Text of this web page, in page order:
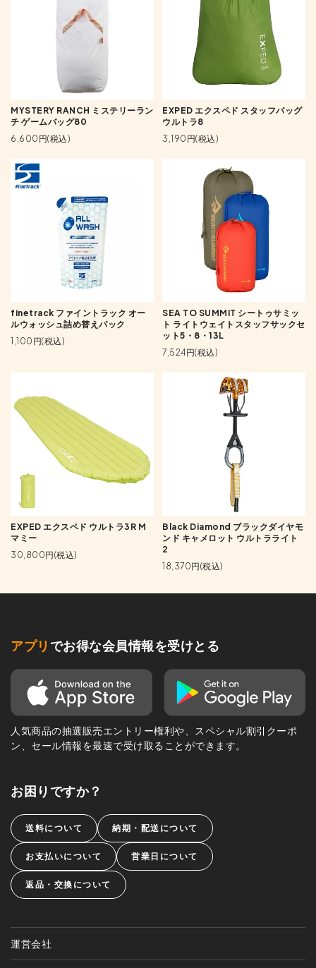
MYSTERY RANCH ミステリーラン
チ ゲームバッグ80
6,600円(税込)
EXPED エクスペド スタッフバッグ
ウルトラ8
3,190円(税込)
finetrack ファイントラック オー
ルウォッシュ詰め替えパック
1,100円(税込)
SEA TO SUMMIT シートゥサミッ
ト ライトウェイトスタッフサックセ
ット5・8・13L
7,524円(税込)
EXPED エクスペド ウルトラ3R M
マミー
30,800円(税込)
Black Diamond ブラックダイヤモ
ンド キャメロット ウルトラライト
2
18,370円(税込)
アプリ でお得な会員情報を受けとる
人気商品の抽選販売エントリー権利や、スペシャル割引クーポ
ン、セール情報を最速で受け取ることができます。
お困りですか？
送料について 納期・配送について
お支払いについて 営業日について
返品・交換について
運営会社